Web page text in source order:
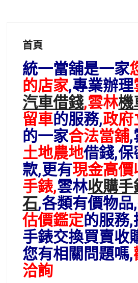
首頁
統一當舖是一家
的店家,專業辦理
汽車借錢,雲林機
留車的服務,政
的一家合法當舖,
土地農地借錢,
款,更有現金高
手錶,雲林收購手
石,各類有價物
估價鑑定的服務
手錶交換買賣收
您有相關問題嗎,
洽詢